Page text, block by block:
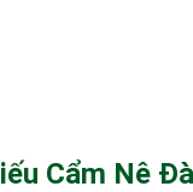
Cẩm Nê